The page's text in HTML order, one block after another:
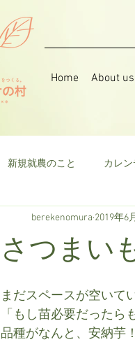
Home About us
新規就農のこと カレ
そら豆 ハーブ 果
さつまい
berekenomura 2019年6
まだスペースが空いて
「もし苗必要だったら
品種がなんと、安納芋